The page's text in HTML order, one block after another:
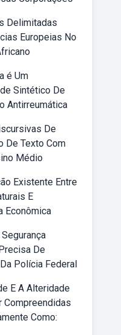
Delimitadas
Europeias No
é Um
Sintético De
Antirreumática
De
De Texto Com
Médio
Existente Entre
E
Econômica
De
Polícia Federal
E A Alteridade
Compreendidas
Como: